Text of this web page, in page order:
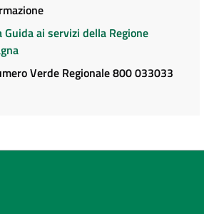
Guida ai servizi della Regione
Verde Regionale 800 033033